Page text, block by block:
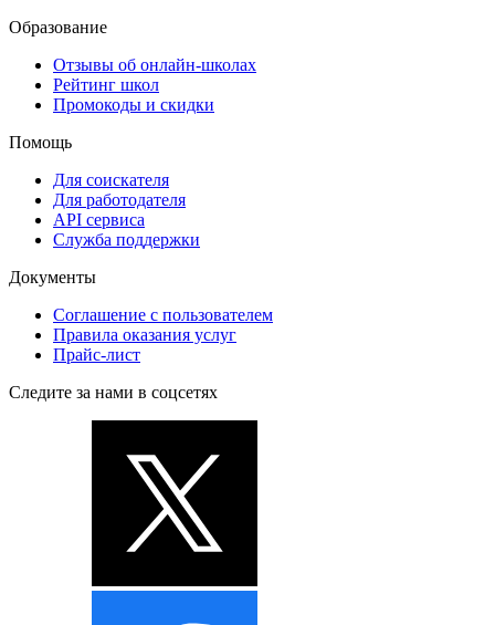
Образование
Отзывы об онлайн-школах
Рейтинг школ
Промокоды и скидки
Помощь
Для соискателя
Для работодателя
API сервиса
Служба поддержки
Документы
Соглашение с пользователем
Правила оказания услуг
Прайс-лист
Следите за нами в соцсетях